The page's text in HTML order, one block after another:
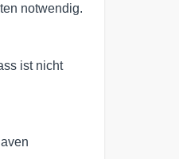
notwendig.
ist nicht